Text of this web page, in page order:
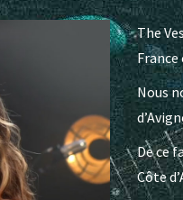
The
Nous
De ce
Côte